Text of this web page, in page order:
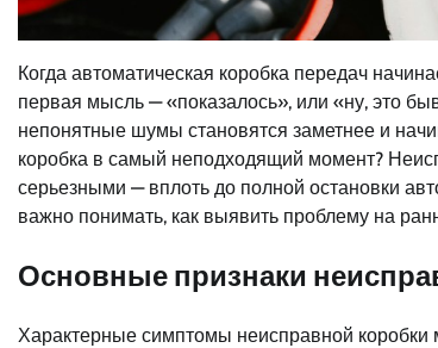
Когда автоматическая коробка передач
первая мысль — «показалось», или «ну, это
непонятные шумы становятся заметнее и
коробка в самый неподходящий момент?
серьезными — вплоть до полной остановки
важно понимать, как выявить проблему на
Основные признаки
Характерные симптомы неисправной коробки